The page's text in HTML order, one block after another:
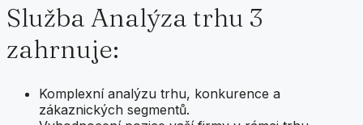
Služba Analýza trhu 3
zahrnuje:
Komplexní analýzu trhu, konkurence a
zákaznických segmentů.